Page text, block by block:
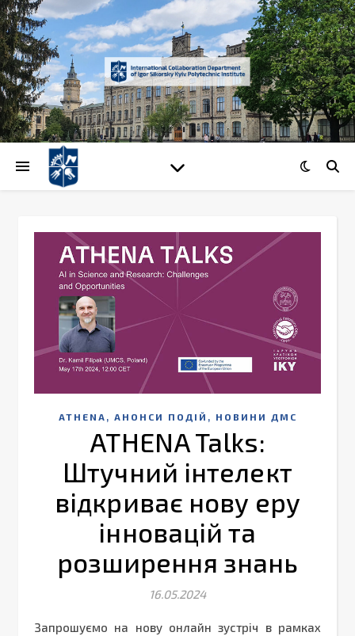
ATHENA , АНОНСИ ПОДІЙ , НОВИНИ ДМС
ATHENA Talks:
Штучний інтелект
відкриває нову еру
інновацій та
розширення знань
16.05.2024
Запрошуємо на нову онлайн зустріч в рамках